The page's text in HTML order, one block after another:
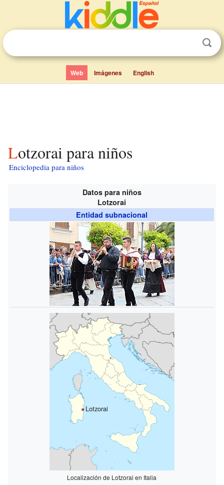
Web Imágenes English
Lotzorai para niños
Enciclopedia para niños
Datos para niños
Lotzorai
Entidad subnacional
Lotzorai
Localización de Lotzorai en Italia